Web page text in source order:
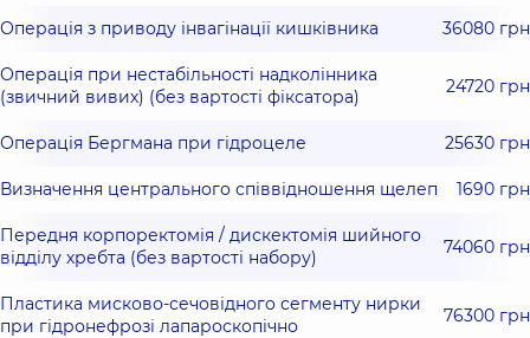
Операція з приводу інвагінації кишківника 36080 грн
Операція при нестабільності надколінника
(звичний вивих) (без вартості фіксатора)
24720 грн
Операція Бергмана при гідроцеле 25630 грн
Визначення центрального співвідношення щелеп 1690 грн
Передня корпоректомія / дискектомія шийного
відділу хребта (без вартості набору)
74060 грн
Пластика мисково-сечовідного сегменту нирки
при гідронефрозі лапароскопічно
76300 грн